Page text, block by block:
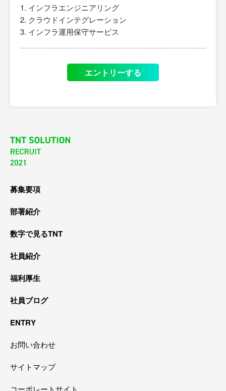
インフラエンジニアリング
クラウドインテグレーション
インフラ運用保守サービス
エントリーする
お問い合わせ
サイトマップ
コーポレートサイト
募集要項
部署紹介
数字で見るTNT
社員紹介
福利厚生
社員ブログ
ENTRY